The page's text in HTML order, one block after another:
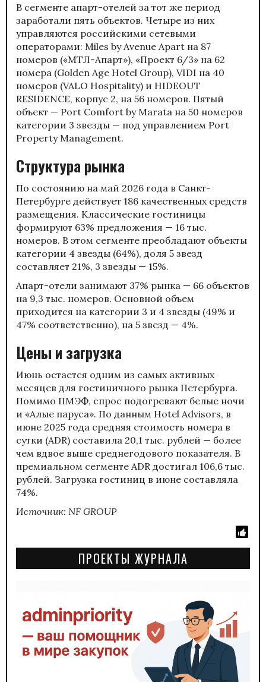
В сегменте апарт-отелей за тот же период
заработали пять объектов. Четыре из них
управляются российскими сетевыми
операторами: Miles by Avenue Apart на 87
номеров («МТЛ-Апарт»), «Проект 6/3» на 62
номера (Golden Age Hotel Group), VIDI на 40
номеров (VALO Hospitality) и HIDEOUT
RESIDENCE, корпус 2, на 56 номеров. Пятый
объект — Port Comfort by Marata на 50 номеров
категории 3 звезды — под управлением Port
Property Management.
Структура рынка
По состоянию на май 2026 года в Санкт-
Петербурге действует 186 качественных средств
размещения. Классические гостиницы
формируют 63% предложения — 16 тыс.
номеров. В этом сегменте преобладают объекты
категории 4 звезды (64%), доля 5 звезд
составляет 21%, 3 звезды — 15%.
Апарт-отели занимают 37% рынка — 66 объектов
на 9,3 тыс. номеров. Основной объем
приходится на категории 3 и 4 звезды (49% и
47% соответственно), на 5 звезд — 4%.
Цены и загрузка
Июнь остается одним из самых активных
месяцев для гостиничного рынка Петербурга.
Помимо ПМЭФ, спрос подогревают белые ночи
и «Алые паруса». По данным Hotel Advisors, в
июне 2025 года средняя стоимость номера в
сутки (ADR) составила 20,1 тыс. рублей — более
чем вдвое выше среднегодового показателя. В
премиальном сегменте ADR достигал 106,6 тыс.
рублей. Загрузка гостиниц в июне составляла
74%.
Источник: NF GROUP
ПРОЕКТЫ ЖУРНАЛА